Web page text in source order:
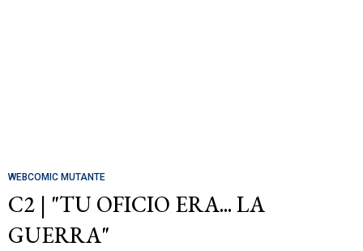
WEBCOMIC MUTANTE
C2 | "TU OFICIO ERA... LA
GUERRA"